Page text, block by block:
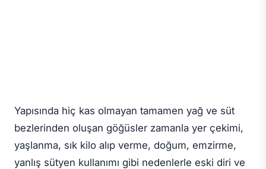
Yapısında hiç kas olmayan tamamen yağ ve süt
bezlerinden oluşan göğüsler zamanla yer çekimi,
yaşlanma, sık kilo alıp verme, doğum, emzirme,
yanlış sütyen kullanımı gibi nedenlerle eski diri ve